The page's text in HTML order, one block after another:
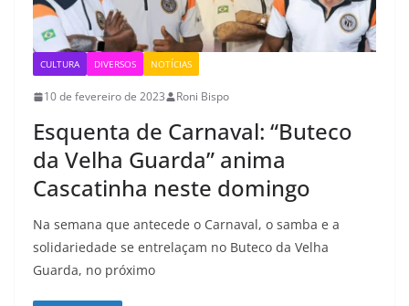
CULTURA DIVERSOS NOTÍCIAS
10 de fevereiro de 2023 Roni Bispo
Esquenta de Carnaval: “Buteco
da Velha Guarda” anima
Cascatinha neste domingo
Na semana que antecede o Carnaval, o samba e a
solidariedade se entrelaçam no Buteco da Velha
Guarda, no próximo